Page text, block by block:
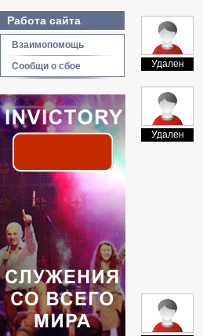
Работа сайта
Взаимопомощь
Сообщи о сбое
Удален
Удален